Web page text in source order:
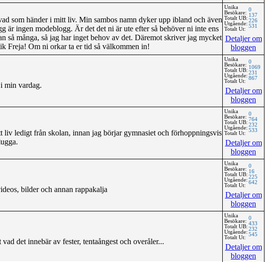
som händer i mitt liv. Min sambos namn dyker upp ibland och även
är ingen modeblogg. Är det det ni är ute efter så behöver ni inte ens
så många, så jag har inget behov av det. Däremot skriver jag mycket
Freja! Om ni orkar ta er tid så välkommen in!
Unika
Besökare:
Totalt UB:
Utgående:
Totalt Ut:
0
137
226
531
Detaljer om
bloggen
min vardag.
Unika
Besökare:
Totalt UB:
Utgående:
Totalt Ut:
0
1069
231
867
Detaljer om
bloggen
ledigt från skolan, innan jag börjar gymnasiet och förhoppningsvis
Unika
Besökare:
Totalt UB:
Utgående:
Totalt Ut:
0
764
232
533
Detaljer om
bloggen
bilder och annan rappakalja
Unika
Besökare:
Totalt UB:
Utgående:
Totalt Ut:
0
16
225
642
Detaljer om
bloggen
det innebär av fester, tentaångest och overåler...
Unika
Besökare:
Totalt UB:
Utgående:
Totalt Ut:
0
433
232
545
Detaljer om
bloggen